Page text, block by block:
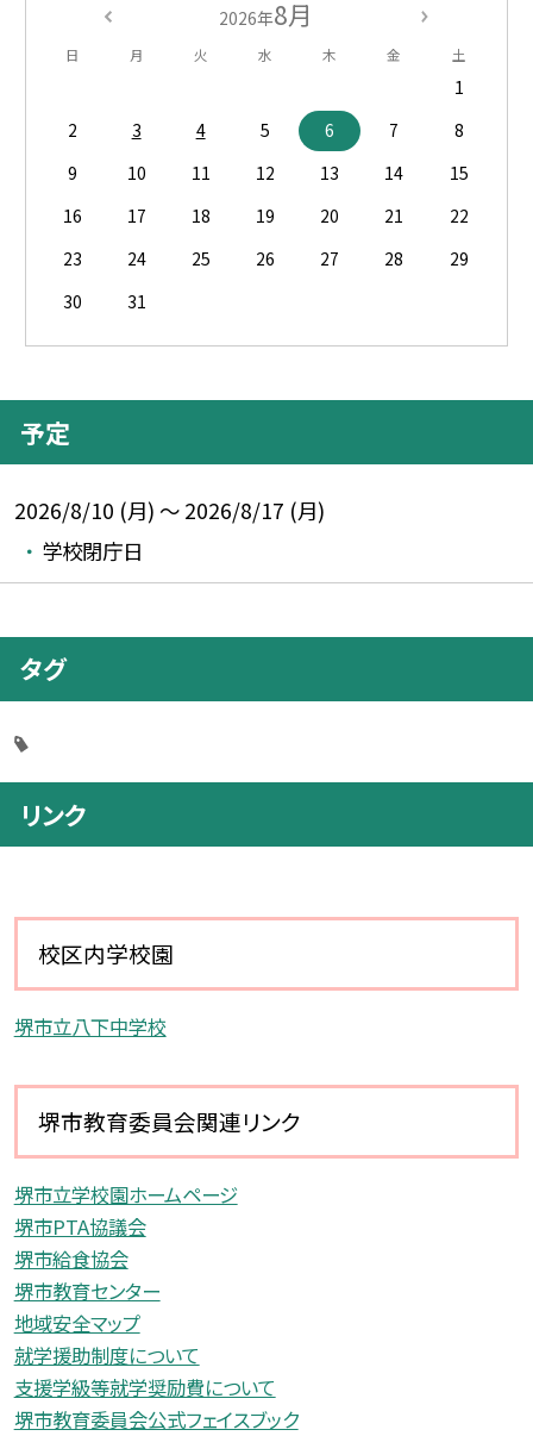
2026年8月
日 月 火 水 木 金 土
1
2
3 4 5 6 7
8
9
10 11 12 13 14
15
16
17 18 19 20 21
22
23
24 25 26 27 28
29
30
31
予定
2026/8/10 (月) ～ 2026/8/17 (月)
学校閉庁日
タグ
リンク
校区内学校園
堺市立八下中学校
堺市教育委員会関連リンク
堺市立学校園ホームページ
堺市PTA協議会
堺市給食協会
堺市教育センター
地域安全マップ
就学援助制度について
支援学級等就学奨励費について
堺市教育委員会公式フェイスブック